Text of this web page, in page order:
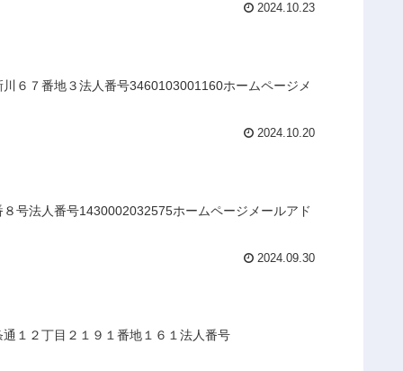
2024.10.23
６７番地３法人番号3460103001160ホームページメ
2024.10.20
号法人番号1430002032575ホームページメールアド
2024.09.30
１２丁目２１９１番地１６１法人番号